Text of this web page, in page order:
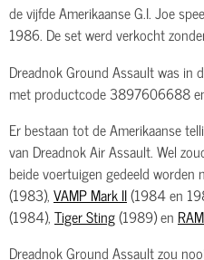
de vijfde Amerikaanse G.I. Joe
1986. De set werd verkocht
Dreadnok Ground Assault was in
met productcode 3897606688
Er bestaan tot de Amerikaanse
van Dreadnok Air Assault. Wel
beide voertuigen gedeeld worden
(1983),VAMP Mark II(1984 en
(1984),Tiger Sting(1989) en RAM
Dreadnok Ground Assault zou